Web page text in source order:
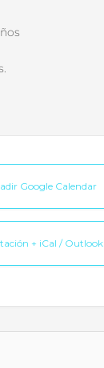
Google Calendar
+ iCal / Outlook